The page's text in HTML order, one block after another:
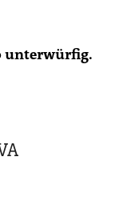
unterwürfig.